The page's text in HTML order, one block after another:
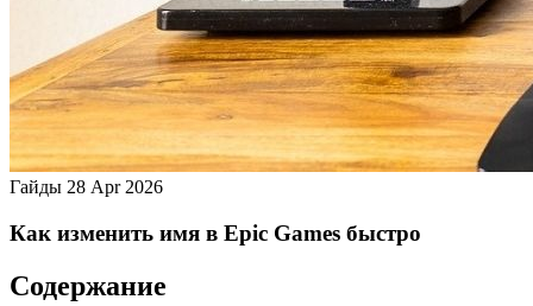
Гайды 28 Apr 2026
Как изменить имя в Epic Games быстро
Содержание